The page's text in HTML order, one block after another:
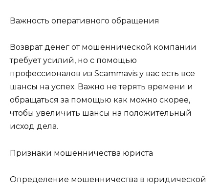
Важность оперативного обращения
Возврат денег от мошеннической компании
требует усилий, но с помощью
профессионалов из Scammavis у вас есть все
шансы на успех. Важно не терять времени и
обращаться за помощью как можно скорее,
чтобы увеличить шансы на положительный
исход дела.
Признаки мошенничества юриста
Определение мошенничества в юридической